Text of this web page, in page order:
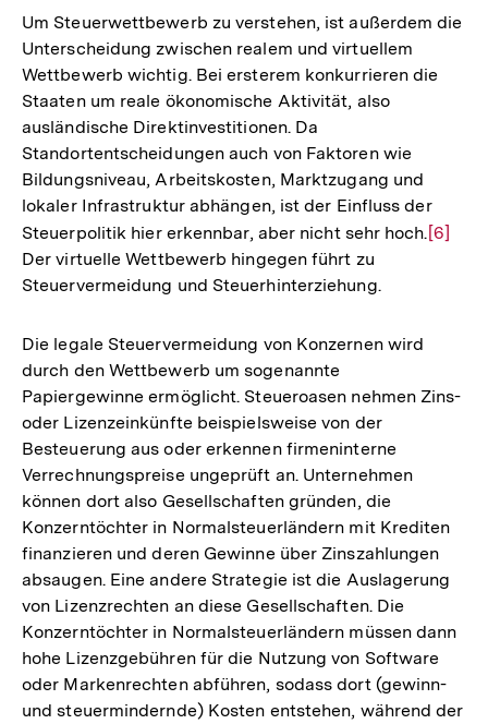
Um Steuerwettbewerb zu verstehen, ist außerdem die
Unterscheidung zwischen realem und virtuellem
Wettbewerb wichtig. Bei ersterem konkurrieren die
Staaten um reale ökonomische Aktivität, also
ausländische Direktinvestitionen. Da
Standortentscheidungen auch von Faktoren wie
Bildungsniveau, Arbeitskosten, Marktzugang und
lokaler Infrastruktur abhängen, ist der Einfluss der
Steuerpolitik hier erkennbar, aber nicht sehr hoch. Zur
[6]
Der virtuelle Wettbewerb hingegen führt zu
Steuervermeidung und Steuerhinterziehung.
Die legale Steuervermeidung von Konzernen wird
durch den Wettbewerb um sogenannte
Papiergewinne ermöglicht. Steueroasen nehmen Zins-
oder Lizenzeinkünfte beispielsweise von der
Besteuerung aus oder erkennen firmeninterne
Verrechnungspreise ungeprüft an. Unternehmen
können dort also Gesellschaften gründen, die
Konzerntöchter in Normalsteuerländern mit Krediten
finanzieren und deren Gewinne über Zinszahlungen
absaugen. Eine andere Strategie ist die Auslagerung
von Lizenzrechten an diese Gesellschaften. Die
Konzerntöchter in Normalsteuerländern müssen dann
hohe Lizenzgebühren für die Nutzung von Software
oder Markenrechten abführen, sodass dort (gewinn-
und steuermindernde) Kosten entstehen, während der